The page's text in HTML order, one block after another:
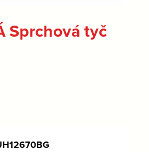
Sprchová tyč